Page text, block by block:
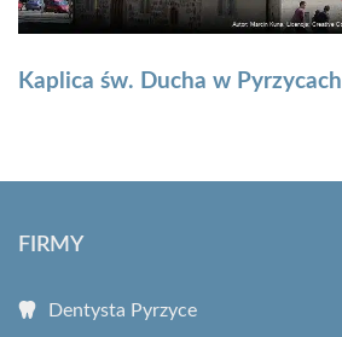
Kaplica św. Ducha w Pyrzycach
FIRMY
Dentysta Pyrzyce